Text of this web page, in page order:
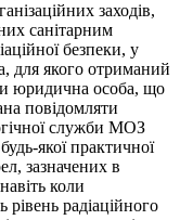
заходів,
санітарним
безпеки, у
для якого отриманий
юридична особа, що
повідомляти
служби МОЗ
якої практичної
зазначених в
коли
радіаційного